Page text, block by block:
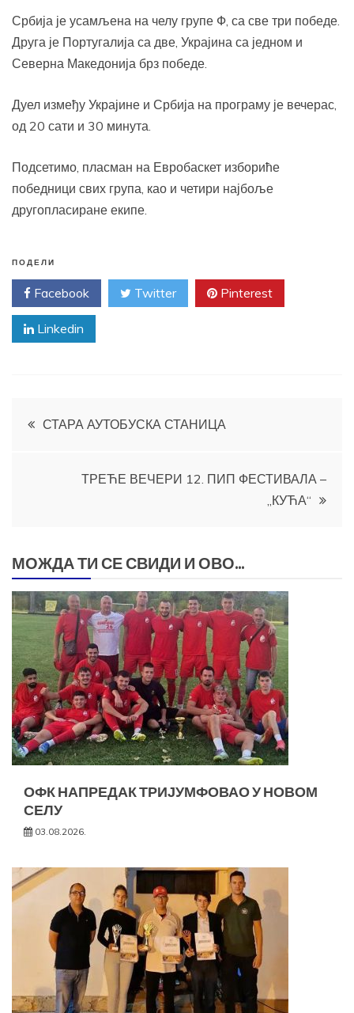
Србија је усамљена на челу групе Ф, са све три победе.
Друга је Португалија са две, Украјина са једном и
Северна Македонија брз победе.
Дуел између Украјине и Србија на програму је вечерас,
од 20 сати и 30 минута.
Подсетимо, пласман на Евробаскет избориће
победници свих група, као и четири најбоље
другопласиране екипе.
ПОДЕЛИ
Facebook Twitter Pinterest
Linkedin
Кретање
СТАРА АУТОБУСКА СТАНИЦА
ТРЕЋЕ ВЕЧЕРИ 12. ПИП ФЕСТИВАЛА –
„КУЋА“
МОЖДА ТИ СЕ СВИДИ И ОВО...
ОФК НАПРЕДАК ТРИЈУМФОВАО У НОВОМ
СЕЛУ
03.08.2026.